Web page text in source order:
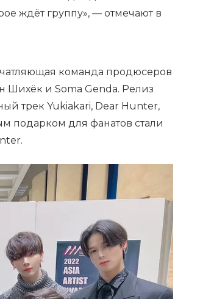
ждёт группу», — отмечают в
команда продюсеров
Шихёк и Soma Genda. Релиз
трек Yukiakari, Dear Hunter,
подарком для фанатов стали